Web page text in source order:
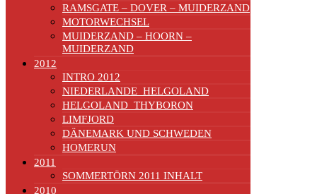
RAMSGATE – DOVER – MUIDERZAND
MOTORWECHSEL
MUIDERZAND – HOORN –
MUIDERZAND
2012
INTRO 2012
NIEDERLANDE_HELGOLAND
HELGOLAND_THYBORON
LIMFJORD
DÄNEMARK UND SCHWEDEN
HOMERUN
2011
SOMMERTÖRN 2011 INHALT
2010